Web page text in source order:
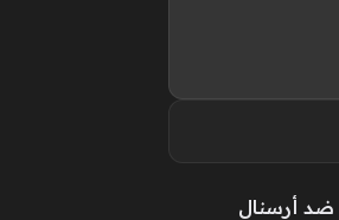
ضد أرسنال